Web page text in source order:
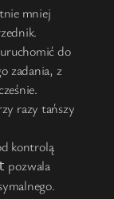
mniej
do
zadania, z
razy tańszy
kontrolą
pozwala